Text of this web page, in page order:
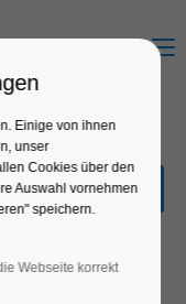
Menu
Einige von ihnen
unser
Cookies über den
Auswahl vornehmen
speichern.
Webseite korrekt